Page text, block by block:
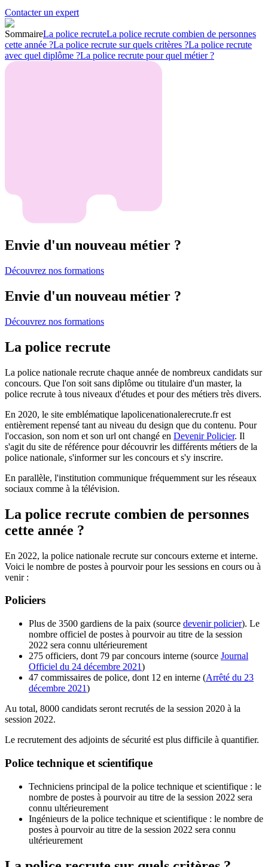
Contacter un expert
SommaireLa police recruteLa police recrute combien de personnes
cette année ?La police recrute sur quels critères ?La police recrute
avec quel diplôme ?La police recrute pour quel métier ?
Envie d'un nouveau métier ?
Découvrez nos formations
Envie d'un nouveau métier ?
Découvrez nos formations
La police recrute
La police nationale recrute chaque année de nombreux candidats sur
concours. Que l'on soit sans diplôme ou titulaire d'un master, la
police recrute à tous niveaux d'études et pour des métiers très divers.
En 2020, le site emblématique lapolicenationalerecrute.fr est
entièrement repensé tant au niveau du design que du contenu. Pour
l'occasion, son nom et son url ont changé en Devenir Policier. Il
s'agit du site de référence pour découvrir les différents métiers de la
police nationale, s'informer sur les concours et s'y inscrire.
En parallèle, l'institution communique fréquemment sur les réseaux
sociaux comme à la télévision.
La police recrute combien de personnes
cette année ?
En 2022, la police nationale recrute sur concours externe et interne.
Voici le nombre de postes à pourvoir pour les sessions en cours ou à
venir :
Policiers
Plus de 3500 gardiens de la paix (source devenir policier). Le
nombre officiel de postes à pourvoir au titre de la session
2022 sera connu ultérieurement
275 officiers, dont 79 par concours interne (source Journal
Officiel du 24 décembre 2021)
47 commissaires de police, dont 12 en interne (Arrêté du 23
décembre 2021)
Au total, 8000 candidats seront recrutés de la session 2020 à la
session 2022.
Le recrutement des adjoints de sécurité est plus difficile à quantifier.
Police technique et scientifique
Techniciens principal de la police technique et scientifique : le
nombre de postes à pourvoir au titre de la session 2022 sera
connu ultérieurement
Ingénieurs de la police technique et scientifique : le nombre de
postes à pourvoir au titre de la session 2022 sera connu
ultérieurement